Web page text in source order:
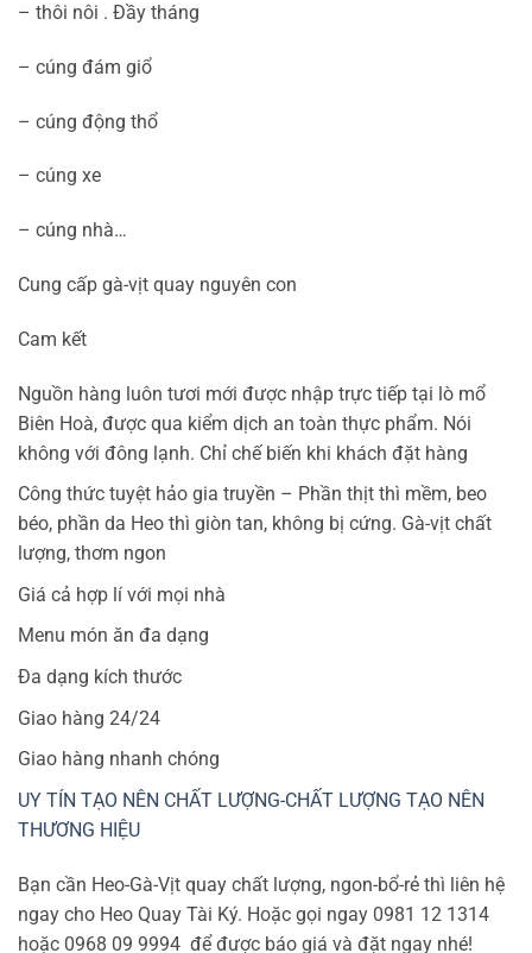
– thôi nôi . Đầy tháng
– cúng đám giổ
– cúng động thổ
– cúng xe
– cúng nhà…
Cung cấp gà-vịt quay nguyên con
Cam kết
Nguồn hàng luôn tươi mới được nhập trực tiếp tại lò mổ
Biên Hoà, được qua kiểm dịch an toàn thực phẩm. Nói
không với đông lạnh. Chỉ chế biến khi khách đặt hàng
Công thức tuyệt hảo gia truyền – Phần thịt thì mềm, beo
béo, phần da Heo thì giòn tan, không bị cứng. Gà-vịt chất
lượng, thơm ngon
Giá cả hợp lí với mọi nhà
Menu món ăn đa dạng
Đa dạng kích thước
Giao hàng 24/24
Giao hàng nhanh chóng
UY TÍN TẠO NÊN CHẤT LƯỢNG-CHẤT LƯỢNG TẠO NÊN
THƯƠNG HIỆU
Bạn cần Heo-Gà-Vịt quay chất lượng, ngon-bổ-rẻ thì liên hệ
ngay cho Heo Quay Tài Ký. Hoặc gọi ngay 0981 12 1314
hoặc 0968 09 9994 để được báo giá và đặt ngay nhé!